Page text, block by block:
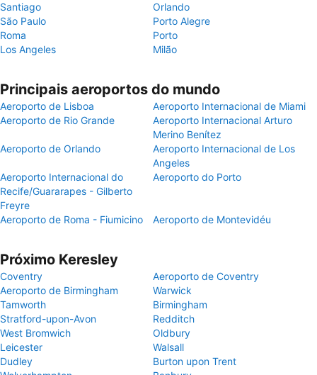
Santiago
Orlando
São Paulo
Porto Alegre
Roma
Porto
Los Angeles
Milão
Principais aeroportos do mundo
Aeroporto de Lisboa
Aeroporto Internacional de Miami
Aeroporto de Rio Grande
Aeroporto Internacional Arturo
Merino Benítez
Aeroporto de Orlando
Aeroporto Internacional de Los
Angeles
Aeroporto Internacional do
Recife/Guararapes - Gilberto
Freyre
Aeroporto do Porto
Aeroporto de Roma - Fiumicino Aeroporto de Montevidéu
Próximo Keresley
Coventry
Aeroporto de Coventry
Aeroporto de Birmingham
Warwick
Tamworth
Birmingham
Stratford-upon-Avon
Redditch
West Bromwich
Oldbury
Leicester
Walsall
Dudley
Burton upon Trent